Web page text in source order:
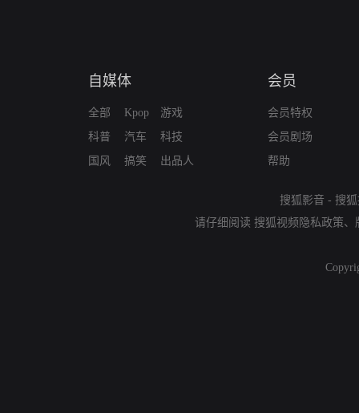
自媒体
全部
科普
国风
Kpop
汽车
搞笑
游戏
科技
出品人
会员
会员特权
会员剧场
帮助
搜狐影音 - 搜
请仔细阅读 搜狐视频隐私政策、